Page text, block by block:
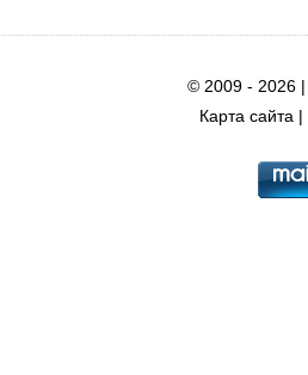
© 2009 - 2026
Карта сайта